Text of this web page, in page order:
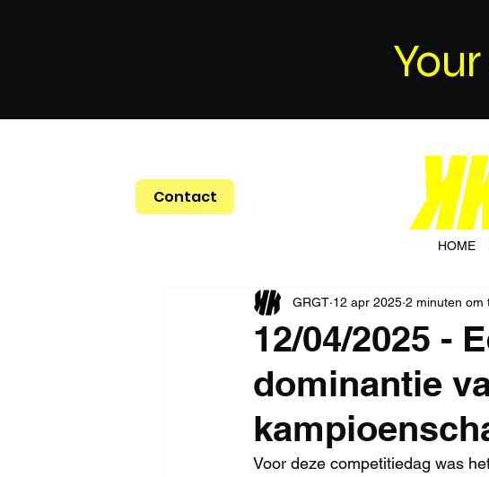
Contact
HOME
12/04/2025 -
dominantie
GRGT 12 apr 2025 2 minuten om
Voor deze competitiedag was